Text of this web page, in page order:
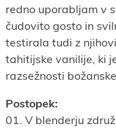
redno uporabljam v
čudovito gosto in
testirala tudi z
tahitijske vanilije, ki
razsežnosti
Postopek:
01. V blenderju